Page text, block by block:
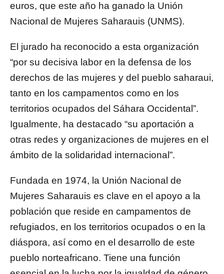
euros, que este año ha ganado la Unión
Nacional de Mujeres Saharauis (UNMS).
El jurado ha reconocido a esta organización
“por su decisiva labor en la defensa de los
derechos de las mujeres y del pueblo saharaui,
tanto en los campamentos como en los
territorios ocupados del Sáhara Occidental”.
Igualmente, ha destacado “su aportación a
otras redes y organizaciones de mujeres en el
ámbito de la solidaridad internacional”.
Fundada en 1974, la Unión Nacional de
Mujeres Saharauis es clave en el apoyo a la
población que reside en campamentos de
refugiados, en los territorios ocupados o en la
diáspora, así como en el desarrollo de este
pueblo norteafricano. Tiene una función